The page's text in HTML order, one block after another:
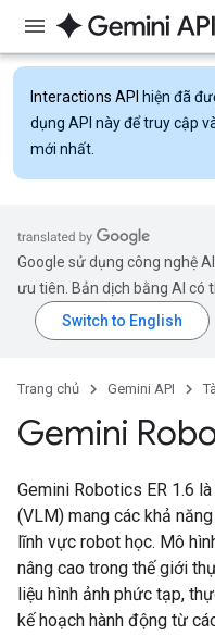
Interactions API hiện đã
dụng API này để truy cập
mới nhất.
Google sử dụng công nghệ
ưu tiên. Bản dịch bằng AI có
Trang chủ Gemini API
Gemini
Gemini Robotics ER 1.6
(VLM) mang các khả
lĩnh vực robot học. Mô
nâng cao trong thế giới
liệu hình ảnh phức tạp,
kế hoạch hành động từ